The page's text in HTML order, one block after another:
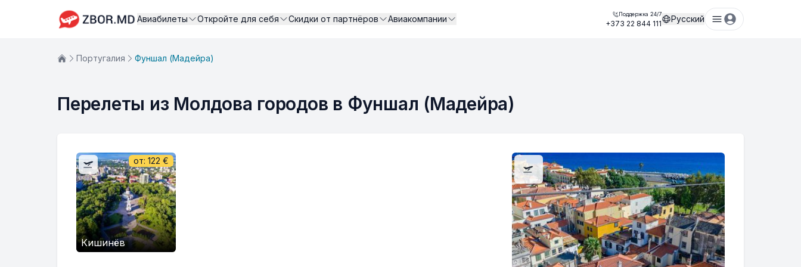
Авиабилеты Откройте для себя Скидки от партнёров Авиакомпании Поддержка 24/7
+373 22 844 111 Русский
Португалия Фуншал (Мадейра)
Перелеты из Молдова городов в Фуншал (Мадейра)
Кишинёв
от: 122 €